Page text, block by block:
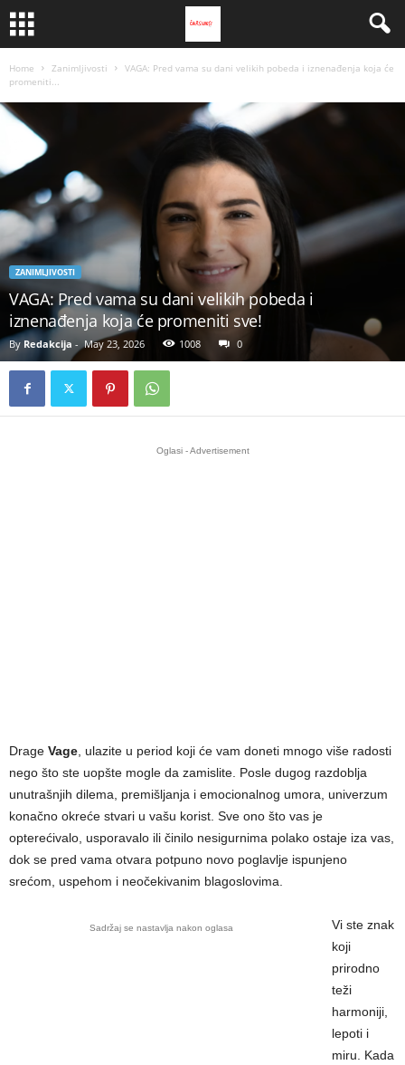
Home Zanimljivosti
VAGA: Pred vama su dani velikih pobeda i iznenađenja koja će
promeniti...
ZANIMLJIVOSTI
VAGA: Pred vama su dani velikih pobeda i
iznenađenja koja će promeniti sve!
By Redakcija - May 23, 2026 1008 0
Oglasi - Advertisement
Drage Vage, ulazite u period koji će vam doneti mnogo više radosti
nego što ste uopšte mogle da zamislite. Posle dugog razdoblja
unutrašnjih dilema, premišljanja i emocionalnog umora, univerzum
konačno okreće stvari u vašu korist. Sve ono što vas je
opterećivalo, usporavalo ili činilo nesigurnima polako ostaje iza vas,
dok se pred vama otvara potpuno novo poglavlje ispunjeno
srećom, uspehom i neočekivanim blagoslovima.
Sadržaj se nastavlja nakon oglasa
Vi ste znak
koji
prirodno
teži
harmoniji,
lepoti i
miru. Kada